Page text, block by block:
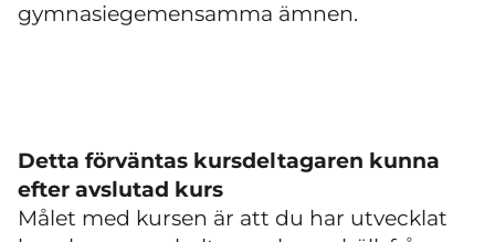
gymnasiegemensamma ämnen.
Detta förväntas kursdeltagaren kunna
efter avslutad kurs
Målet med kursen är att du har utvecklat